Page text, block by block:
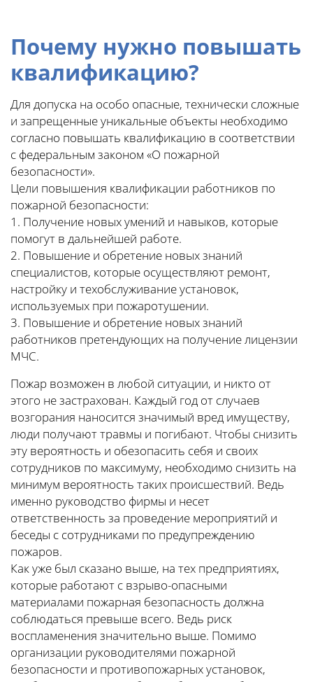
Почему нужно повышать
квалификацию?
Для допуска на особо опасные, технически сложные
и запрещенные уникальные объекты необходимо
согласно повышать квалификацию в соответствии
с федеральным законом «О пожарной
безопасности».
Цели повышения квалификации работников по
пожарной безопасности:
1. Получение новых умений и навыков, которые
помогут в дальнейшей работе.
2. Повышение и обретение новых знаний
специалистов, которые осуществляют ремонт,
настройку и техобслуживание установок,
используемых при пожаротушении.
3. Повышение и обретение новых знаний
работников претендующих на получение лицензии
МЧС.
Пожар возможен в любой ситуации, и никто от
этого не застрахован. Каждый год от случаев
возгорания наносится значимый вред имуществу,
люди получают травмы и погибают. Чтобы снизить
эту вероятность и обезопасить себя и своих
сотрудников по максимуму, необходимо снизить на
минимум вероятность таких происшествий. Ведь
именно руководство фирмы и несет
ответственность за проведение мероприятий и
беседы с сотрудниками по предупреждению
пожаров.
Как уже был сказано выше, на тех предприятиях,
которые работают с взрыво-опасными
материалами пожарная безопасность должна
соблюдаться превыше всего. Ведь риск
воспламенения значительно выше. Помимо
организации руководителями пожарной
безопасности и противопожарных установок,